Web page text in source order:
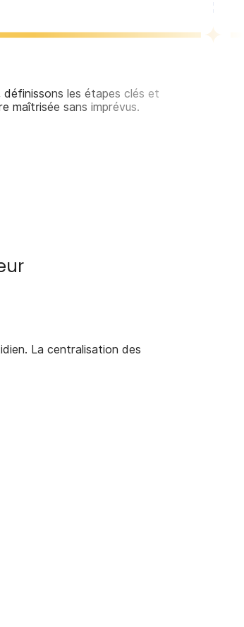
les étapes clés et
maîtrisée sans imprévus.
La centralisation des